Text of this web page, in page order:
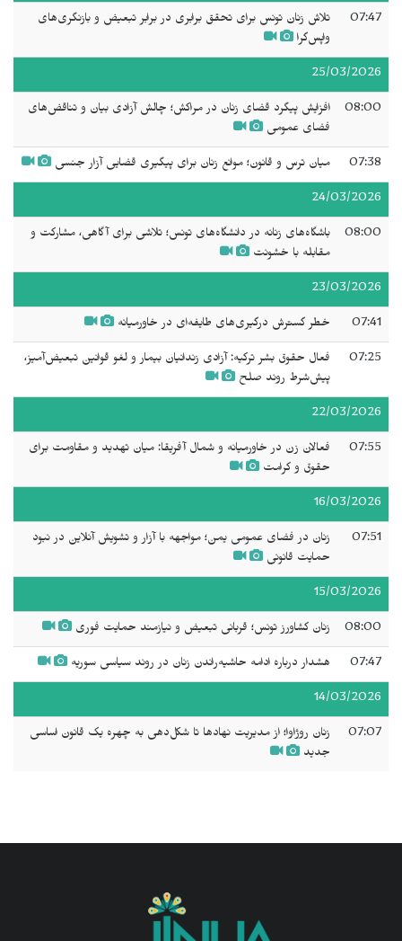
07:47
تلاش زنان تونس برای تحقق برابری در برابر تبعیض و بازنگری‌های
واپس‌گرا
25/03/2026
08:00
افزایش پیگرد قضای زنان در مراکش؛ چالش آزادی بیان و تناقض‌های
فضای عمومی
07:38 میان ترس و قانون؛ موانع زنان برای پیگیری قضایی آزار جنسی
24/03/2026
08:00
باشگاه‌های زنانه در دانشگاه‌های تونس؛ تلاشی برای آگاهی، مشارکت و
مقابله با خشونت
23/03/2026
07:41 خطر گسترش درگیری‌های طایفه‌ای در خاورمیانه
07:25
فعال حقوق بشر ترکیه: آزادی زندانیان بیمار و لغو قوانین تبعیض‌آمیز،
پیش‌شرط روند صلح
22/03/2026
07:55
فعالان زن در خاورمیانه و شمال آفریقا: میان تهدید و مقاومت برای
حقوق و کرامت
16/03/2026
07:51
زنان در فضای عمومی یمن؛ مواجهه با آزار و تشویش آنلاین در نبود
حمایت قانونی
15/03/2026
08:00 زنان کشاورز تونس؛ قربانی تبعیض و نیازمند حمایت فوری
07:47 هشدار درباره ادامه حاشیه‌راندن زنان در روند سیاسی سوریه
14/03/2026
07:07
زنان روژاوا؛ از مدیریت نهادها تا شکل‌دهی به چهره یک قانون اساسی
جدید